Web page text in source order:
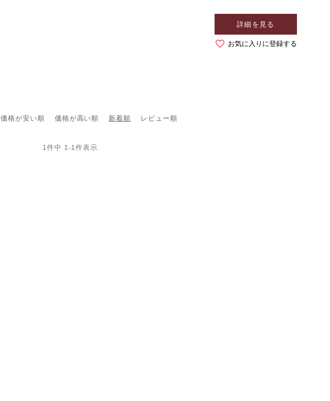
詳細を見る
お気に入りに登録する
価格が安い順 価格が高い順 新着順 レビュー順
1 件中 1 -1件表示